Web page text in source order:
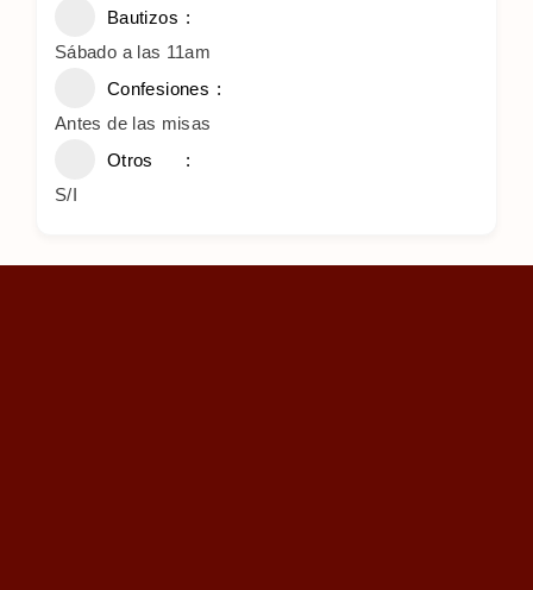
Bautizos
Sábado a las 11am
Confesiones
Antes de las misas
Otros
S/I